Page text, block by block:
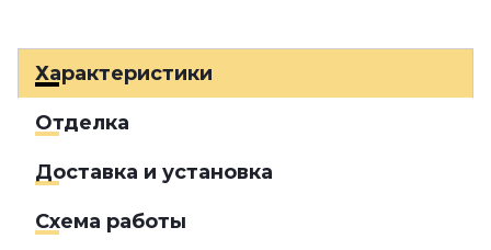
Характеристики
Отделка
Доставка и установка
Схема работы